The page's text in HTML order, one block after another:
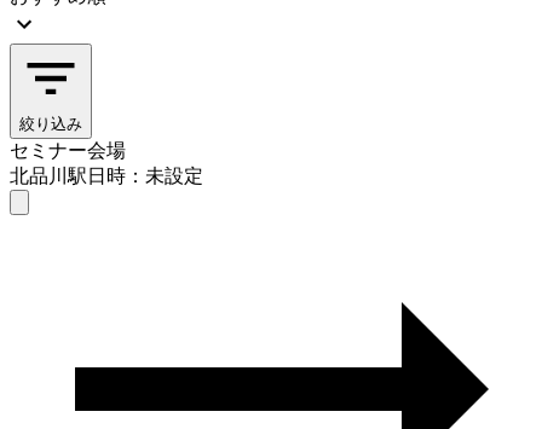
絞り込み
セミナー会場
北品川駅日時：未設定